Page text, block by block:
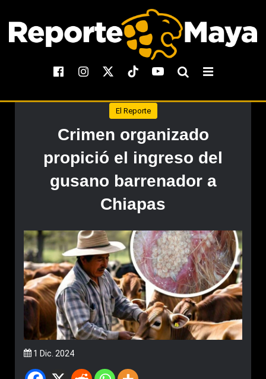
El Reporte
Crimen organizado
propició el ingreso del
gusano barrenador a
Chiapas
1 Dic. 2024